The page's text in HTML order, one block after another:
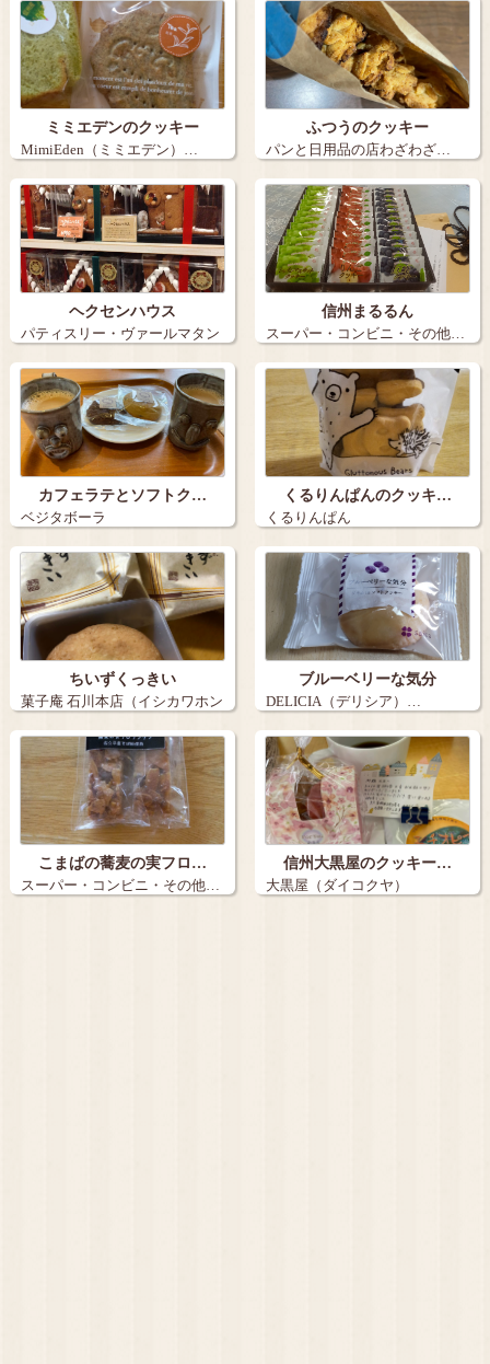
ミミエデンのクッキー
MimiEden（ミミエデン）…
ふつうのクッキー
パンと日用品の店わざわざ…
ヘクセンハウス
パティスリー・ヴァールマタン
（patis…
信州まるるん
スーパー・コンビニ・その他…
カフェラテとソフトク…
ベジタボーラ
くるりんぱんのクッキ…
くるりんぱん
ちいずくっきい
菓子庵 石川本店（イシカワホン
テン）…
ブルーベリーな気分
DELICIA（デリシア）…
こまばの蕎麦の実フロ…
スーパー・コンビニ・その他…
信州大黒屋のクッキー…
大黒屋（ダイコクヤ）